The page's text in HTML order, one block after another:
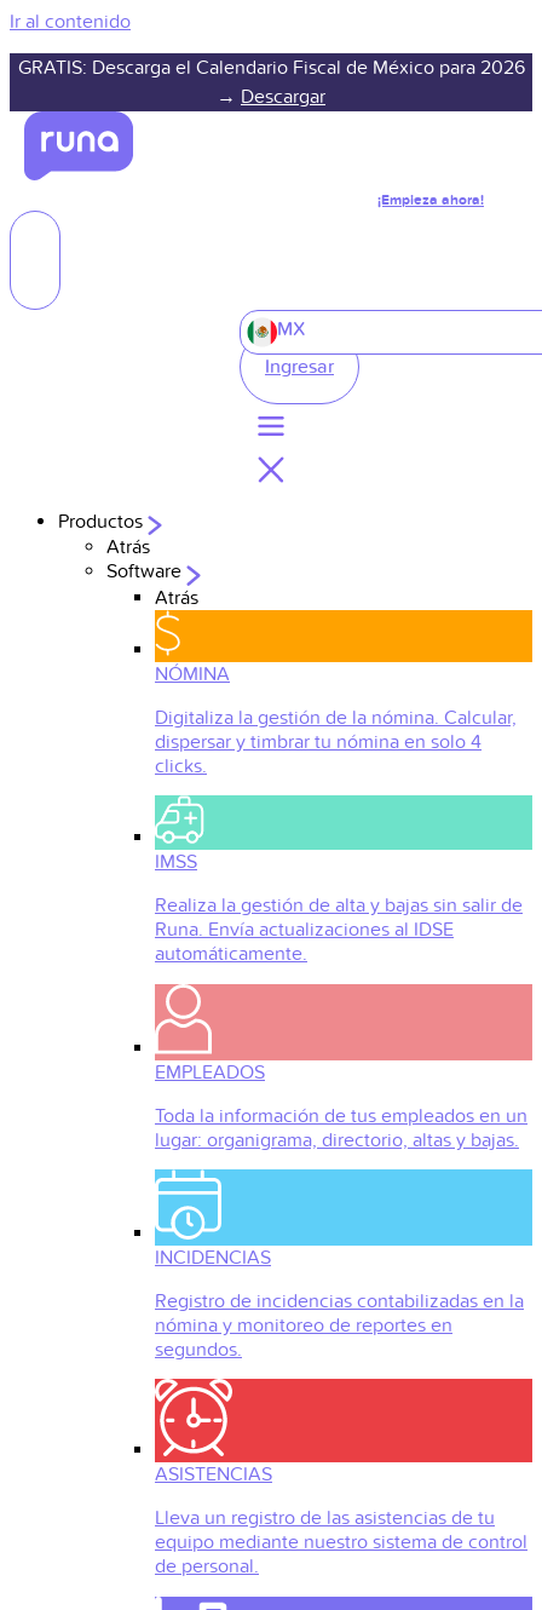
Ir al contenido
GRATIS: Descarga el Calendario Fiscal de México para 2026
→ Descargar
¡Empieza ahora!
MX
Ingresar
Productos
Atrás
Software
Atrás
NÓMINA
Digitaliza la gestión de la nómina. Calcular,
dispersar y timbrar tu nómina en solo 4
clicks.
IMSS
Realiza la gestión de alta y bajas sin salir de
Runa. Envía actualizaciones al IDSE
automáticamente.
EMPLEADOS
Toda la información de tus empleados en un
lugar: organigrama, directorio, altas y bajas.
INCIDENCIAS
Registro de incidencias contabilizadas en la
nómina y monitoreo de reportes en
segundos.
ASISTENCIAS
Lleva un registro de las asistencias de tu
equipo mediante nuestro sistema de control
de personal.